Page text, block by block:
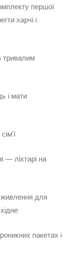
першої
харчі і
тривалим
і мати
— ліхтарі на
живлення для
пакетах і